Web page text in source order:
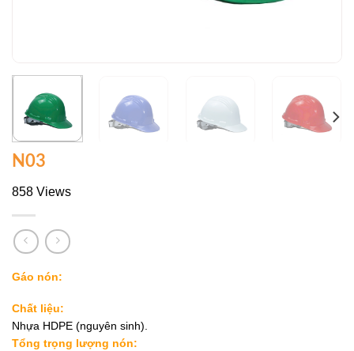
N03
858 Views
Gáo nón:
Chất liệu:
Nhựa HDPE (nguyên sinh).
Tổng trọng lượng nón: